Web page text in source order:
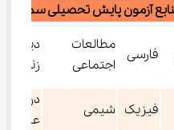
آزمون پایش تحصیلی سمپاد
فارسی
مطالعات
اجتماعی
دین و
زندگی
فیزیک شیمی
دروس
عربی،